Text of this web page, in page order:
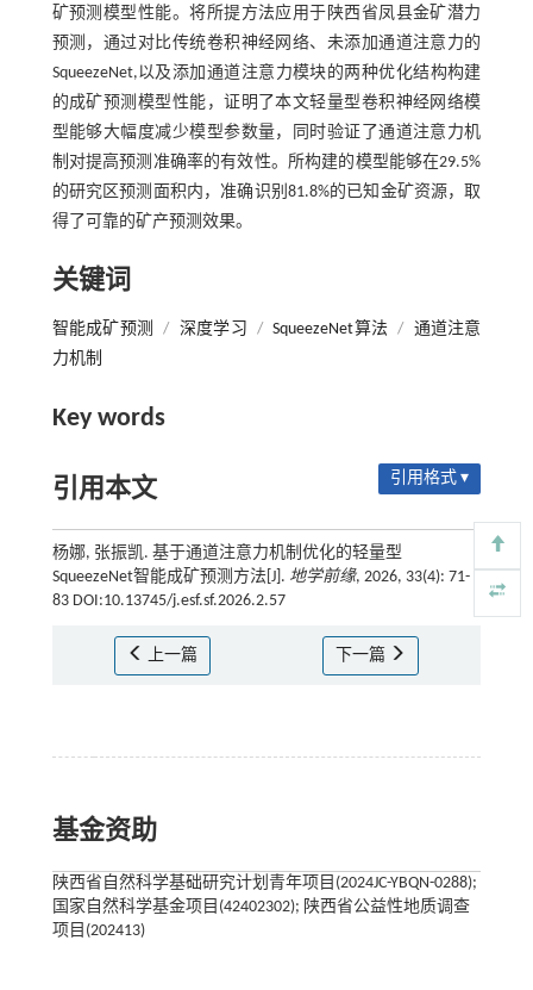
矿预测模型性能。将所提方法应用于陕西省凤县金矿潜力
预测，通过对比传统卷积神经网络、未添加通道注意力的
SqueezeNet,以及添加通道注意力模块的两种优化结构构建
的成矿预测模型性能，证明了本文轻量型卷积神经网络模
型能够大幅度减少模型参数量，同时验证了通道注意力机
制对提高预测准确率的有效性。所构建的模型能够在29.5%
的研究区预测面积内，准确识别81.8%的已知金矿资源，取
得了可靠的矿产预测效果。
关键词
智能成矿预测 / 深度学习 / SqueezeNet算法 / 通道注意
力机制
Key words
引用本文 引用格式 ▾
杨娜, 张振凯. 基于通道注意力机制优化的轻量型
SqueezeNet智能成矿预测方法[J]. 地学前缘, 2026, 33(4): 71-
83 DOI:10.13745/j.esf.sf.2026.2.57
上一篇 下一篇
基金资助
陕西省自然科学基础研究计划青年项目(2024JC-YBQN-0288);
国家自然科学基金项目(42402302); 陕西省公益性地质调查
项目(202413)